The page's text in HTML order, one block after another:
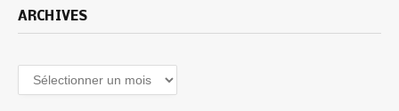
ARCHIVES
Archives